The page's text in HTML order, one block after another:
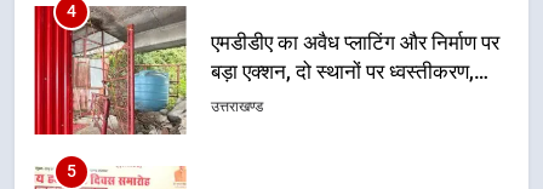
4
एमडीडीए का अवैध प्लाटिंग और निर्माण पर
बड़ा एक्शन, दो स्थानों पर ध्वस्तीकरण,
मसूरी मार्ग पर अवैध निर्माण सील
उत्तराखण्ड
5